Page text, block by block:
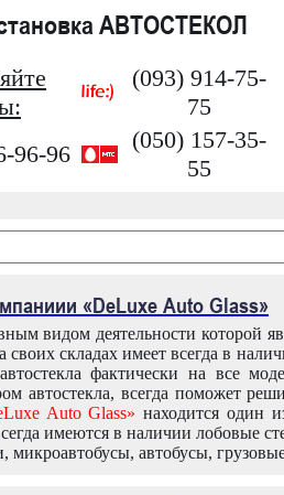
АВТОСТЕКОЛ
(093) 914-75-
75
96-96
(050) 157-35-
55
«DeLuxe Auto Glass»
видом деятельности которой
своих складах имеет всегда в
фактически на все
автостекла, всегда поможет
Auto Glass» находится один
имеются в наличии лобовые
микроавтобусы, автобусы,